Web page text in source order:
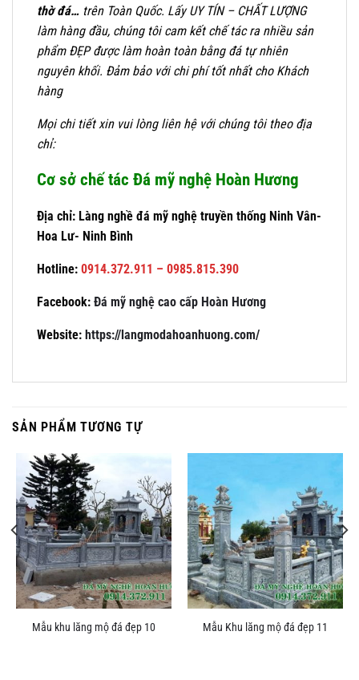
thờ đá… trên Toàn Quốc. Lấy UY TÍN – CHẤT LƯỢNG
làm hàng đầu, chúng tôi cam kết chế tác ra nhiều sản
phẩm ĐẸP được làm hoàn toàn bằng đá tự nhiên
nguyên khối. Đảm bảo với chi phí tốt nhất cho Khách
hàng
Mọi chi tiết xin vui lòng liên hệ với chúng tôi theo địa
chỉ:
Cơ sở chế tác Đá mỹ nghệ Hoàn Hương
Địa chỉ: Làng nghề đá mỹ nghệ truyền thống Ninh Vân-
Hoa Lư- Ninh Bình
Hotline: 0914.372.911 – 0985.815.390
Facebook: Đá mỹ nghệ cao cấp Hoàn Hương
Website: https://langmodahoanhuong.com/
SẢN PHẨM TƯƠNG TỰ
Mẫu khu lăng mộ đá đẹp 10 Mẫu Khu lăng mộ đá đẹp 11